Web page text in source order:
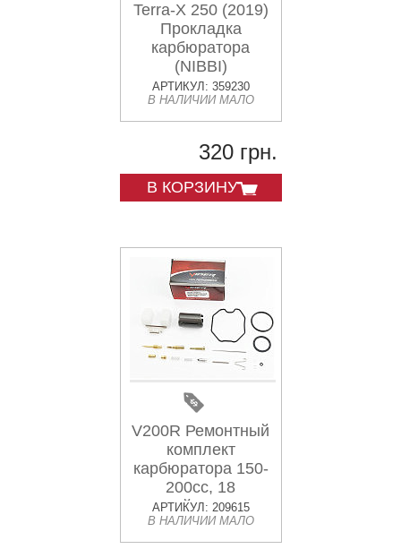
Terra-X 250 (2019)
Прокладка
карбюратора
(NIBBI)
АРТИКУЛ: 359230
В НАЛИЧИИ МАЛО
320 грн.
В КОРЗИНУ
V200R Ремонтный
комплект
карбюратора 150-
200cc, 18
деталей+поплавок
АРТИКУЛ: 209615
В НАЛИЧИИ МАЛО